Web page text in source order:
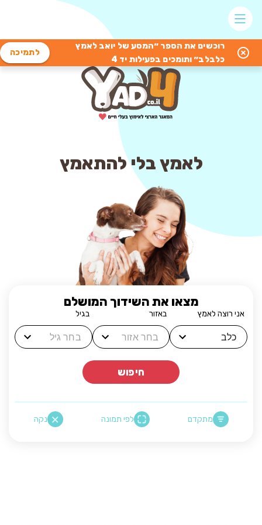
רוכשים את הספר ״המסע של יואב לאמץ
כלבלב״ ותומכים בפעילות יד 4
לתמיכה
לאמץ בלי להתאמץ
מצאו את השידוך המושלם
אני רוצה לאמץ באזור בגיל
חיפוש
מתקדם לפי תמונה נקה